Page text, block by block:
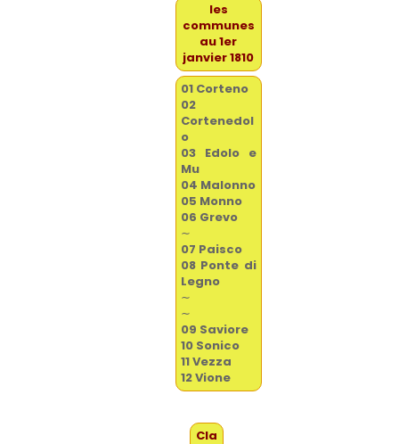
les
communes
au 1er
janvier 1810
01 Corteno
02
Cortenedol
o
03 Edolo e
Mu
04 Malonno
05 Monno
06 Grevo
∼
07 Paisco
08 Ponte di
Legno
∼
∼
09 Saviore
10 Sonico
11 Vezza
12 Vione
Cla